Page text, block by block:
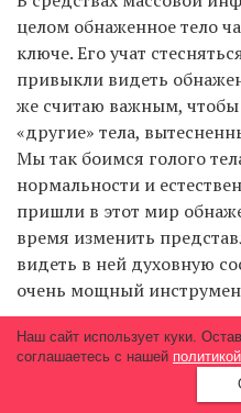
целом обнаженное тело
ключе. Его учат
привыкли видеть
же считаю важным,
«другие» тела,
Мы так боимся голого
нормальности и
пришли в этот мир
время изменить
видеть в ней духовную
очень мощный
Мы не привыкли
тело
Наш сайт использует куки.
соглашаетесь с нашей